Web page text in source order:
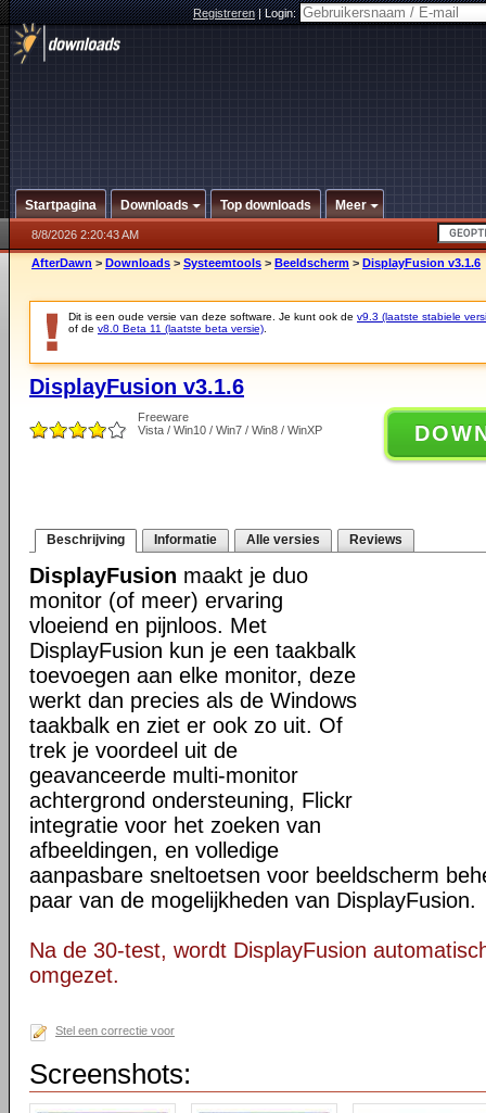
Registreren|Login:
Startpagina Downloads Top downloads Meer
8/8/2026 2:20:43 AM
AfterDawn > Downloads > Systeemtools > Beeldscherm > DisplayFusion v3.1.6
Dit is een oude versie van deze software. Je kunt ook de v9.3 (laatste stabiele
of de v8.0 Beta 11 (laatste beta versie)
DisplayFusion v3.1.6
Freeware
Vista / Win10 / Win7 / Win8 / WinXP
Beschrijving Informatie Alle versies Reviews
DisplayFusion maakt je duo
monitor (of meer) ervaring
vloeiend en pijnloos. Met
DisplayFusion kun je een taakbalk
toevoegen aan elke monitor, deze
werkt dan precies als de Windows
taakbalk en ziet er ook zo uit. Of
trek je voordeel uit de
geavanceerde multi-monitor
achtergrond ondersteuning, Flickr
integratie voor het zoeken van
afbeeldingen, en volledige
aanpasbare sneltoetsen voor beeldscherm
paar van de mogelijkheden van DisplayFusion.
Na de 30-test, wordt DisplayFusion
omgezet.
Stel een correctie voor
Screenshots: